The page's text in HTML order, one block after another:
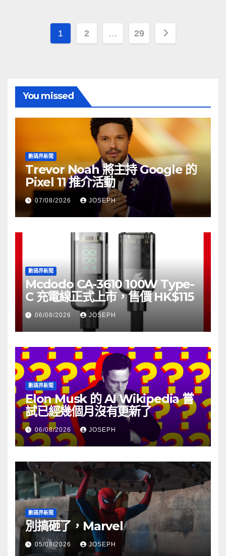
文
頁
1 2 … 29
You missed
數碼界新聞
Trevor Noah 將主持 Google 的
Pixel 11 推介活動
07/08/2026 JOSEPH
數碼界新聞
Mcdodo CA-3610 100W Type-
C 充電線正式上市，售價 HK$115
06/08/2026 JOSEPH
數碼界新聞
Elon Musk 的 AI Wikipedia 嘗
試已經幾個月沒有更新了
06/08/2026 JOSEPH
數碼界新聞
別搞砸了，Marvel
05/08/2026 JOSEPH